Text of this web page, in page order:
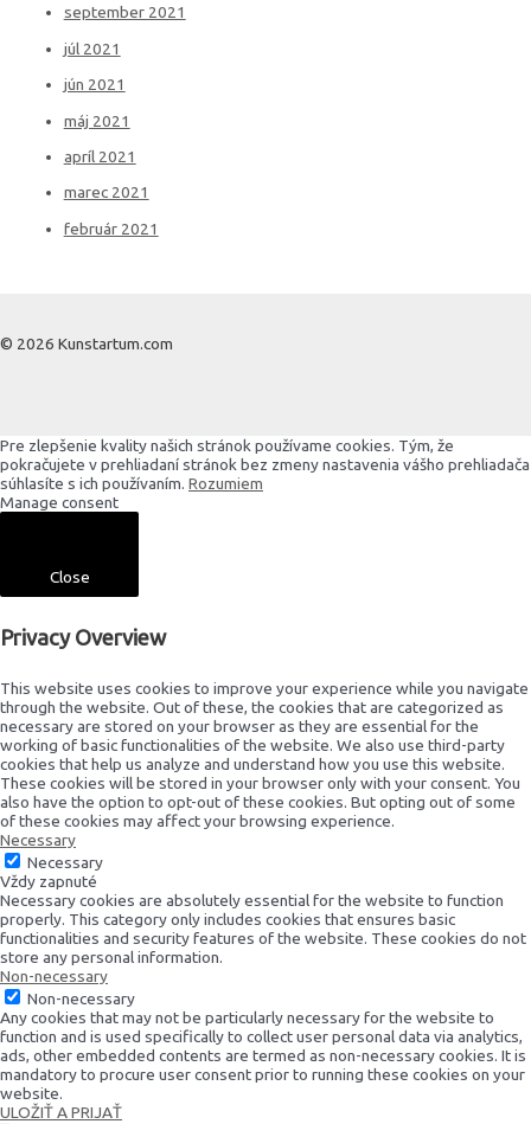
september 2021
júl 2021
jún 2021
máj 2021
apríl 2021
marec 2021
február 2021
© 2026 Kunstartum.com
Pre zlepšenie kvality našich stránok používame cookies. Tým, že
pokračujete v prehliadaní stránok bez zmeny nastavenia vášho prehliadača
súhlasíte s ich používaním. Rozumiem
Manage consent
Close
Privacy Overview
This website uses cookies to improve your experience while you navigate
through the website. Out of these, the cookies that are categorized as
necessary are stored on your browser as they are essential for the
working of basic functionalities of the website. We also use third-party
cookies that help us analyze and understand how you use this website.
These cookies will be stored in your browser only with your consent. You
also have the option to opt-out of these cookies. But opting out of some
of these cookies may affect your browsing experience.
Necessary
Necessary
Vždy zapnuté
Necessary cookies are absolutely essential for the website to function
properly. This category only includes cookies that ensures basic
functionalities and security features of the website. These cookies do not
store any personal information.
Non-necessary
Non-necessary
Any cookies that may not be particularly necessary for the website to
function and is used specifically to collect user personal data via analytics,
ads, other embedded contents are termed as non-necessary cookies. It is
mandatory to procure user consent prior to running these cookies on your
website.
ULOŽIŤ A PRIJAŤ